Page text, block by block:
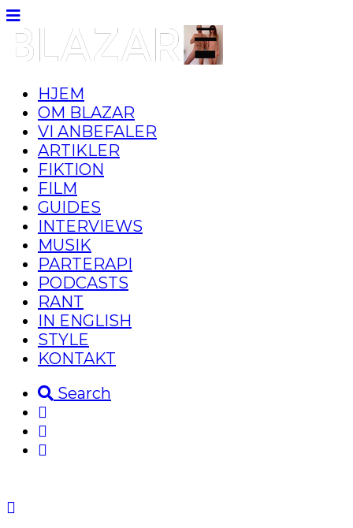
HJEM
OM BLAZAR
VI ANBEFALER
ARTIKLER
FIKTION
FILM
GUIDES
INTERVIEWS
MUSIK
PARTERAPI
PODCASTS
RANT
IN ENGLISH
STYLE
KONTAKT
Search